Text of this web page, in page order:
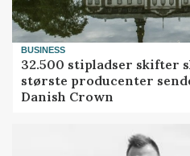
BUSINESS
32.500 stipladser skifter
største producenter
Danish Crown